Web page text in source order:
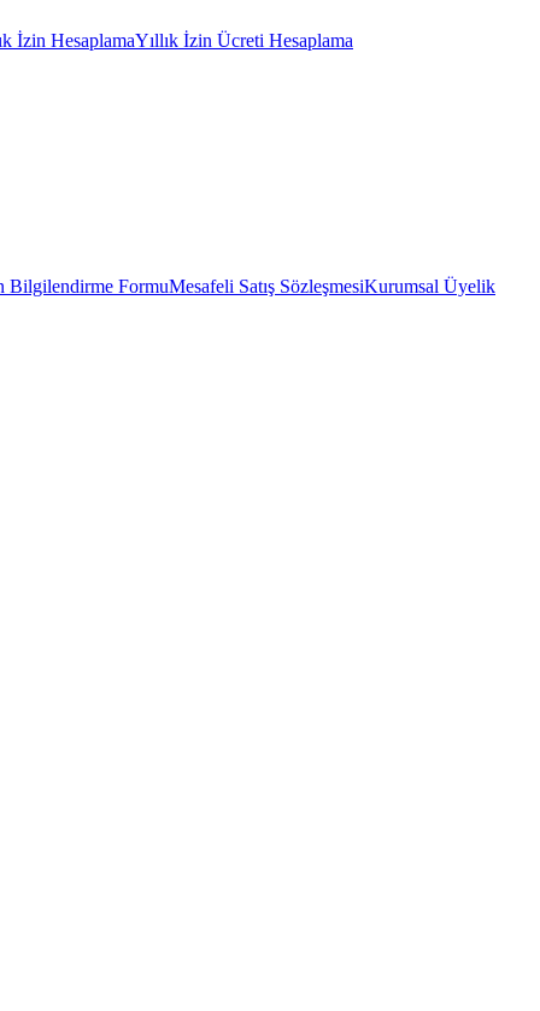
İzin HesaplamaYıllık İzin Ücreti Hesaplama
Bilgilendirme FormuMesafeli Satış SözleşmesiKurumsal Üyelik